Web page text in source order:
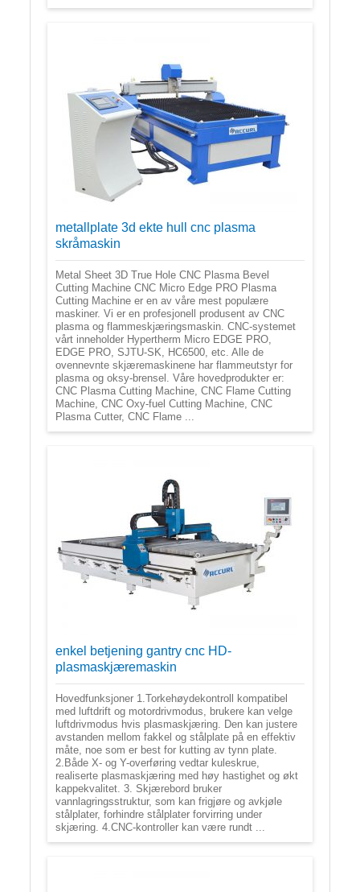
metallplate 3d ekte hull cnc plasma
skråmaskin
Metal Sheet 3D True Hole CNC Plasma Bevel
Cutting Machine CNC Micro Edge PRO Plasma
Cutting Machine er en av våre mest populære
maskiner. Vi er en profesjonell produsent av CNC
plasma og flammeskjæringsmaskin. CNC-systemet
vårt inneholder Hypertherm Micro EDGE PRO,
EDGE PRO, SJTU-SK, HC6500, etc. Alle de
ovennevnte skjæremaskinene har flammeutstyr for
plasma og oksy-brensel. Våre hovedprodukter er:
CNC Plasma Cutting Machine, CNC Flame Cutting
Machine, CNC Oxy-fuel Cutting Machine, CNC
Plasma Cutter, CNC Flame ...
enkel betjening gantry cnc HD-
plasmaskjæremaskin
Hovedfunksjoner 1.Torkehøydekontroll kompatibel
med luftdrift og motordrivmodus, brukere kan velge
luftdrivmodus hvis plasmaskjæring. Den kan justere
avstanden mellom fakkel og stålplate på en effektiv
måte, noe som er best for kutting av tynn plate.
2.Både X- og Y-overføring vedtar kuleskrue,
realiserte plasmaskjæring med høy hastighet og økt
kappekvalitet. 3. Skjærebord bruker
vannlagringsstruktur, som kan frigjøre og avkjøle
stålplater, forhindre stålplater forvirring under
skjæring. 4.CNC-kontroller kan være rundt ...